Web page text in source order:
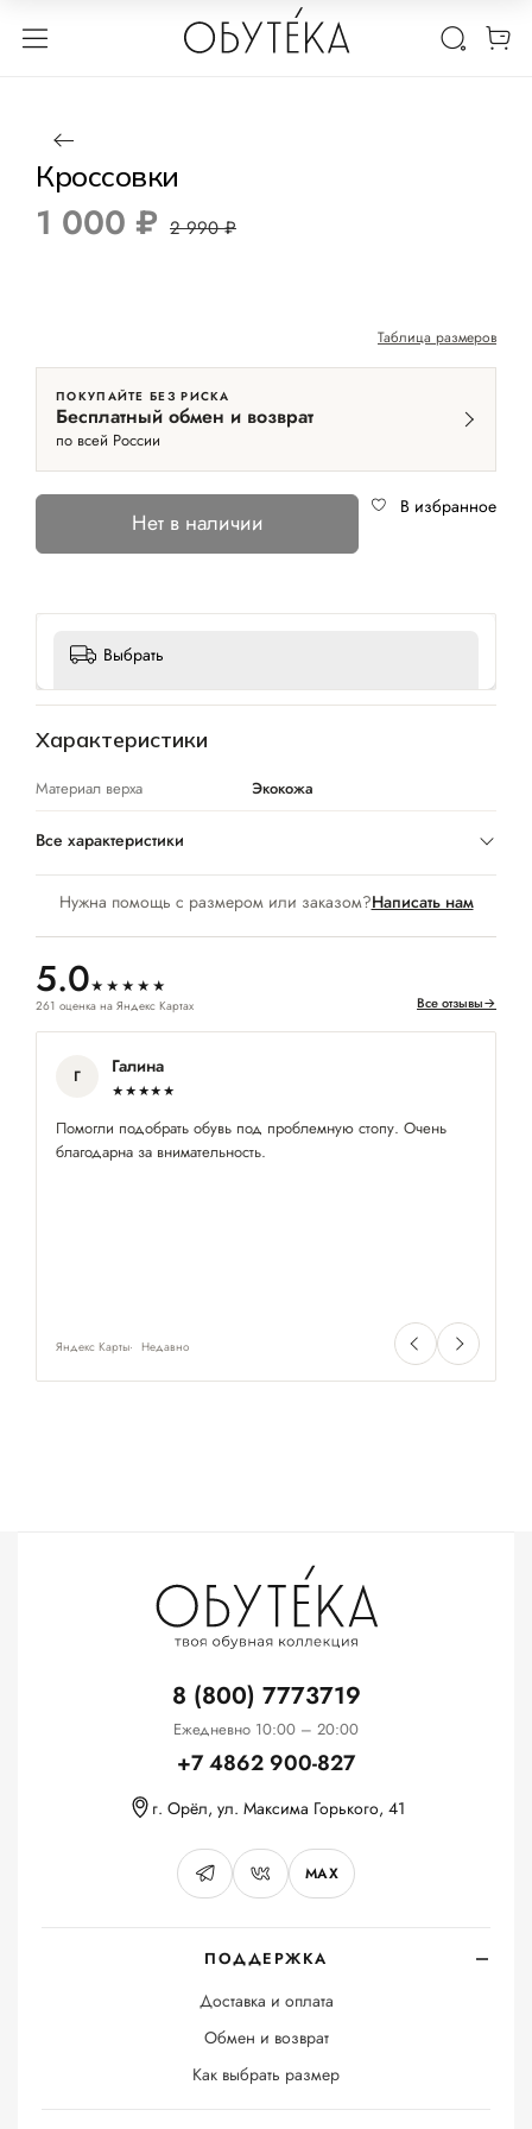
1 / 3
Кроссовки
1 000 ₽ 2 990 ₽
Таблица размеров
ПОКУПАЙТЕ БЕЗ РИСКА
Бесплатный обмен и возврат
по всей России
Нет в наличии
В избранное
Выбрать
Нужна помощь с размером или заказом?Написать нам
5.0★★★★★
261 оценка на Яндекс Картах Все отзывы→
Г Галина
★★★★★
Помогли подобрать обувь под проблемную стопу. Очень
благодарна за внимательность.
Яндекс Карты Недавно
Характеристики
Материал верха Экокожа
Все характеристики
ПОДДЕРЖКА
Доставка и оплата
Обмен и возврат
Как выбрать размер
8 (800) 7773719
Ежедневно 10:00 – 20:00
+7 4862 900-827
г. Орёл, ул. Максима Горького, 41
MAX